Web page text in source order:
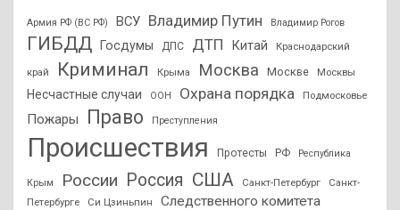
Армия РФ (ВС РФ) ВСУ Владимир Путин Владимир Рогов
ГИБДД Госдумы ДПС ДТП Китай Краснодарский
край Криминал Крыма Москва Москве Москвы
Несчастные случаи ООН Охрана порядка Подмосковье
Пожары Право Преступления
Происшествия Протесты РФ Республика
Крым России Россия США Санкт-Петербург
Санкт-
Петербурге
Си Цзиньпин
Следственного комитета